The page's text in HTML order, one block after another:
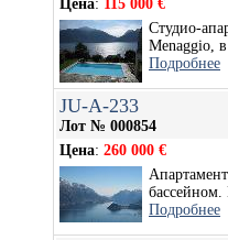
Цена: 115 000 €
Студио-
Menaggio,
Подробнее
JU-A-233
Лот № 000854
Цена: 260 000 €
Подробнее